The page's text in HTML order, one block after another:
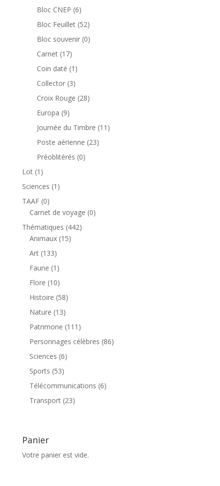
Bloc CNEP 66
produits
Bloc Feuillet 5252
produits
Bloc souvenir 00
Carnet 1717
produits
Coin daté 1 1
produit
Collector 33
produits
Croix Rouge 2828
Europa 99
produits
Journée du Timbre 11 11
Poste aérienne 2323
Préoblitérés 00
Lot 1 1
produit
Sciences 1 1
TAAF 00
produit
Carnet de voyage 00
Thématiques 442442
Animaux 1515
Art 133133
produits
Faune 1 1
produit
Flore 1010
produits
Histoire 5858
Nature 1313
produits
Patrimone 111 111
produits
Personnages célèbres 8686
Sciences 66
Sports 5353
produits
Télécommunications 66
Transport 2323
Panier
Votre panier est vide.